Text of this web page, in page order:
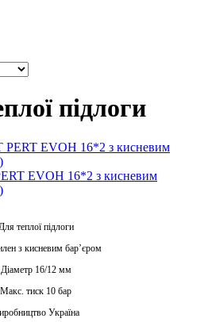
підлоги
EVOH 16*2 з кисневим
теплої підлоги
з кисневим барʼєром
16/12 мм
тиск 10 бар
Україна